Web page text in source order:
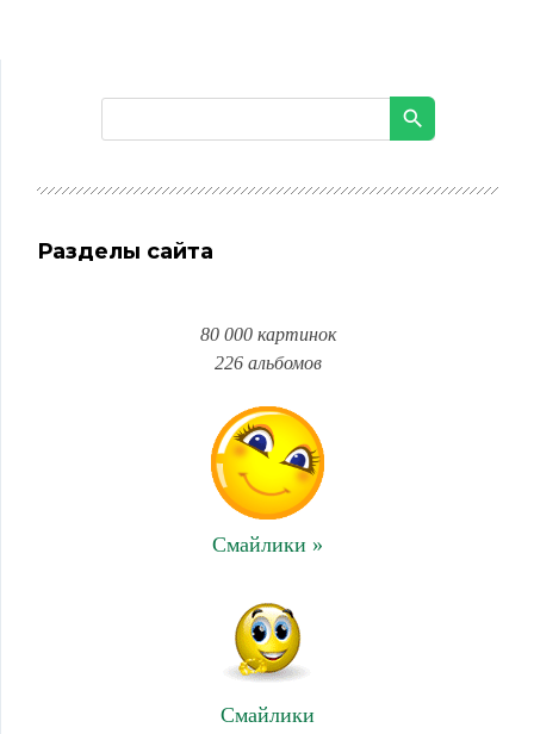
Разделы сайта
80 000 картинок
226 альбомов
Смайлики »
Смайлики